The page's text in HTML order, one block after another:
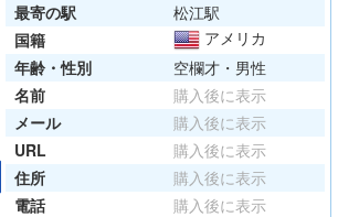
最寄の駅
松江駅
国籍
アメリカ
年齢・性別
空欄才・男性
名前
購入後に表示
メール
購入後に表示
URL
購入後に表示
住所
購入後に表示
電話
購入後に表示